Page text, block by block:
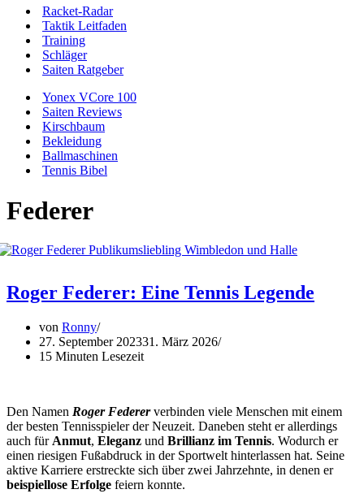
Racket-Radar
Taktik Leitfaden
Training
Schläger
Saiten Ratgeber
Yonex VCore 100
Saiten Reviews
Kirschbaum
Bekleidung
Ballmaschinen
Tennis Bibel
Federer
Roger Federer: Eine Tennis Legende
von Ronny
27. September 202331. März 2026
15 Minuten Lesezeit
Den Namen Roger Federerverbinden viele Menschen mit einem
der besten Tennisspieler der Neuzeit. Daneben steht er allerdings
auch für Anmut, Eleganz und Brillianz im Tennis. Wodurch er
einen riesigen Fußabdruck in der Sportwelt hinterlassen hat. Seine
aktive Karriere erstreckte sich über zwei Jahrzehnte, in denen er
beispiellose Erfolge feiern konnte.